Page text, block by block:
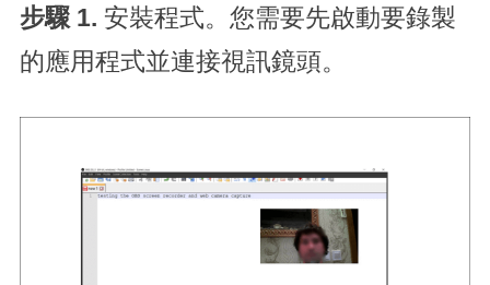
步驟 1. 安裝程式。您需要先啟動要錄製
的應用程式並連接視訊鏡頭。